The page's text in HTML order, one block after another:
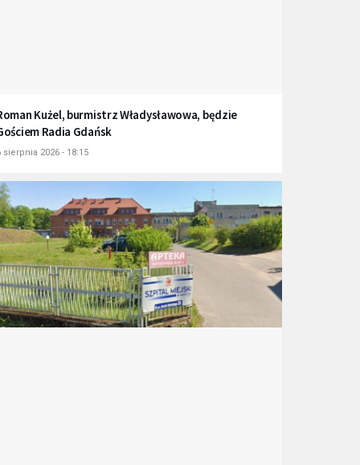
Kużel, burmistrz Władysławowa, będzie
Radia Gdańsk
sierpnia 2026 - 18:15